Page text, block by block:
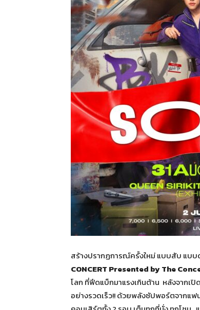
สร้างปรากฏการณ์ครั้งใหม่ แบบสับ แบบ
CONCERT Presented by The
โลก ที่ฟีดแบ็กมาแรงเกินต้าน หลังจากเ
อย่างรวดเร็ว!! ด้วยพลังซัปพอร์ตจากแฟ